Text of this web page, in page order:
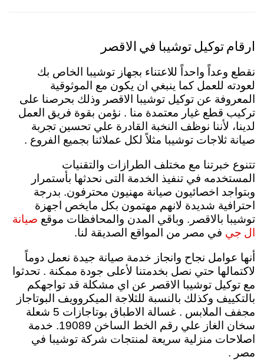
ارقام توكيل توشيبا في الاقصر
نقطع وعداً واحداً للاعتناء بجهاز توشيبا الخاص بك
لعودته للعمل كما ينبغي ان يكون مع الموثوقية
المعروفة عن توكيل توشيبا الاقصر وذلك بحرصنا على
تركيب قطع غيار معتمدة منا . نؤمن بقوة فريق العمل
لدينا، لأننا نوظف النخبة القادرة علي تحسين تجربة
صيانة ثلاجات توشيبا مثلاً لكل عملائنا بجميع الفروع .
تتنوع خبرتنا مع مختلف الطرازات والتقنيات
المستخدمه في تنفيذ الخدمة التى نحدثها بأستمرار
وبتواجد اخصائيون صيانة مهنيون محترفون. بدرجة
احترافية شديدة لانهم مهتمون بكل مايخص اجهزة
توشيبا بالاقصر. وباقي المدن والمحافظات موقع صيانة
ال جي في مصر من المواقع الصديقة لنا.
أنها عوامل نجاح وانجاز خدمة صيانة جيدة نعمل دوماً
لاكتمالها حتي نصل بخدمتنا لأعلى جودة ممكنة . تحدثوا
مع توكيل توشيبا الاقصر عن اي مشكلة قد تواجهكم
بالتكييف وكذلك بالنسبة للثلاجة الميكروويف البوتاجاز
مجفف الملابس . غسالة الاطباق بوتاجازات 5 شعلة
سخان الغاز علي رقم الخط الساخن 19089. خدمة
اصلاحات منزلية سريعة لمنتجات شركة توشيبا في
مصر .